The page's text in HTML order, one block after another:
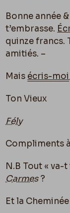
Bonne année
t’embrasse.
quinze francs.
amitiés. –
Mais écris-moi
Ton Vieux
Fély
Compliments
N.B Tout «
Carmes?
Et la Cheminée